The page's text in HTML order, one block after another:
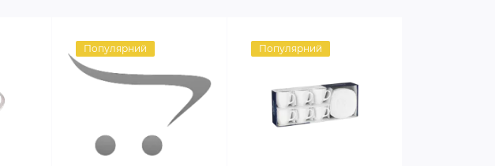
Популярний Популярний